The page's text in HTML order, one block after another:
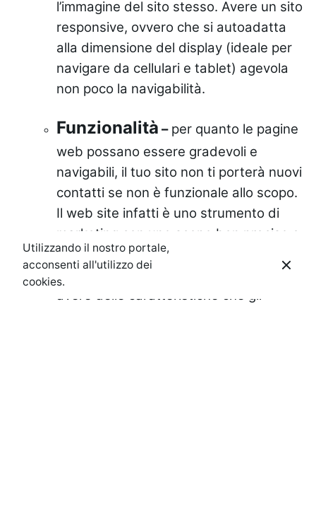
l’immagine del sito stesso. Avere un sito
responsive, ovvero che si autoadatta
alla dimensione del display (ideale per
navigare da cellulari e tablet) agevola
non poco la navigabilità.
Funzionalità –per quanto le pagine
web possano essere gradevoli e
navigabili, il tuo sito non ti porterà nuovi
contatti se non è funzionale allo scopo.
Il web site infatti è uno strumento di
marketing con uno scopo ben preciso e
sel’obbiettivo è raggiungere nuovi
utenti ed ottenere nuovi contatti, deve
avere delle caratteristiche che gli
Utilizzando il nostro portale,
acconsenti all'utilizzo dei
cookies.